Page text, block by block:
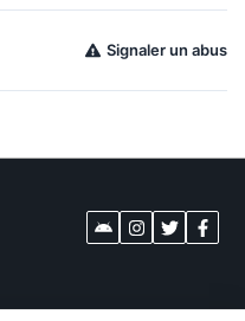
Signaler un abus